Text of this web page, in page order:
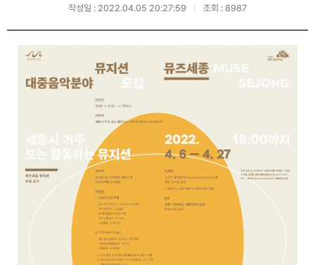
작성일 : 2022.04.05 20:27:59 조회 : 8987